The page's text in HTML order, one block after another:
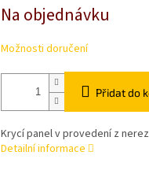
cena:
Na objednávku
Možnosti doručení
Přidat do
Krycí panel v provedení z
Detailní informace